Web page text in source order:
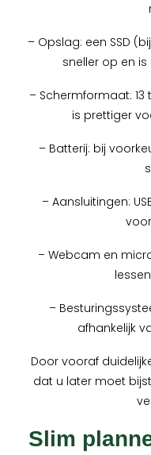
– Opslag: een SSD
sneller op en
– Schermformaat: 13
is prettiger
– Batterij: bij
– Aansluitingen:
– Webcam en
–
afhankelijk
Door vooraf
dat u later moet
Slim